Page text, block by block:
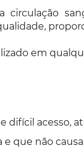
em
difícil acesso,
e que não